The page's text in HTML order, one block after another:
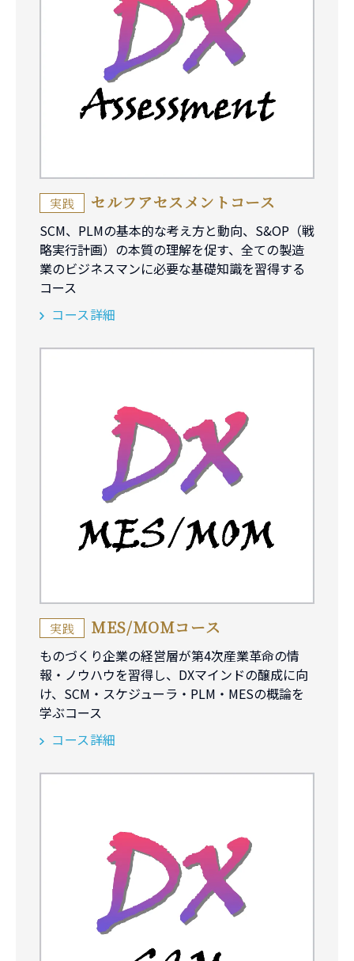
実践 セルフアセスメントコース
SCM、PLMの基本的な考え方と動向、S&OP（戦
略実行計画）の本質の理解を促す、全ての製造
業のビジネスマンに必要な基礎知識を習得する
コース
コース詳細
実践 MES/MOMコース
ものづくり企業の経営層が第4次産業革命の情
報・ノウハウを習得し、DXマインドの醸成に向
け、SCM・スケジューラ・PLM・MESの概論を
学ぶコース
コース詳細